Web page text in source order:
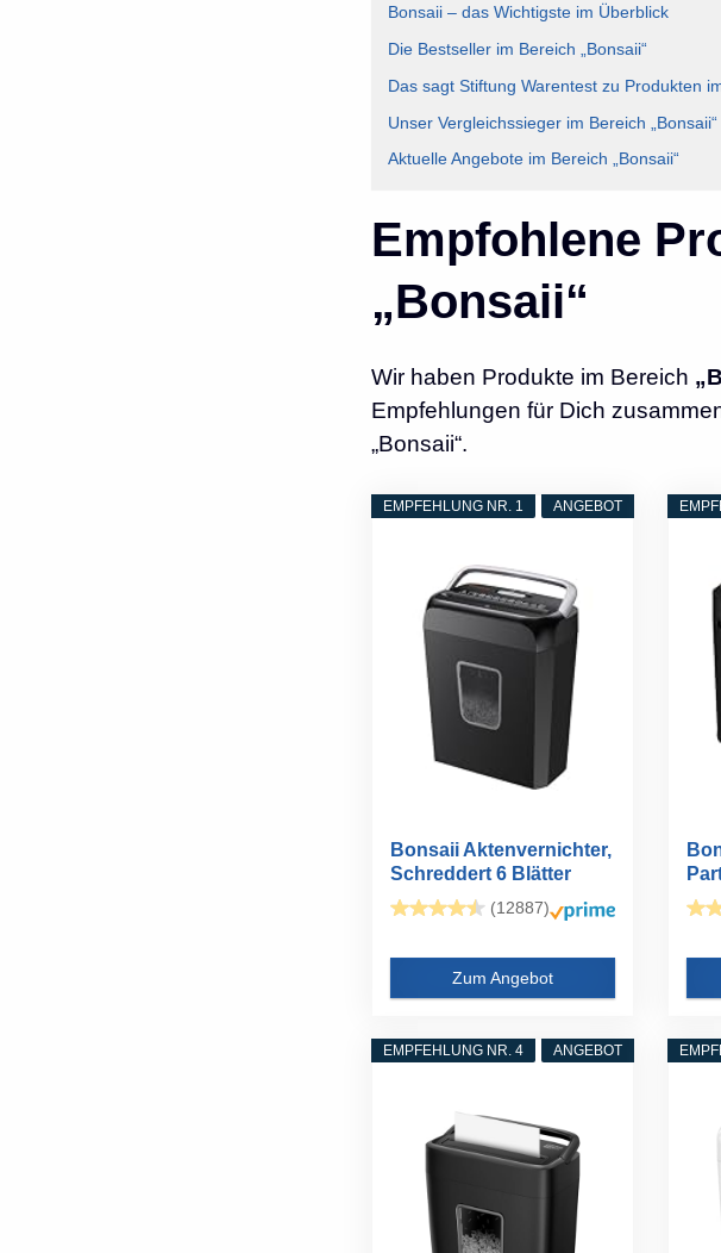
Bonsaii – das Wichtigste im Überblick
Die Bestseller im Bereich „Bonsaii“
Das sagt Stiftung Warentest zu Produkten
Unser Vergleichssieger im Bereich „Bonsaii“
Aktuelle Angebote im Bereich „Bonsaii“
Empfohlene
„Bonsaii“
Wir haben Produkte im Bereich
Empfehlungen für Dich
„Bonsaii“.
ANGEBOT
EMPFEHLUNG NR. 1
Bonsaii Aktenvernichter,
Schreddert 6 Blätter
auf...
(12887)
Zum Angebot
ANGEBOT
EMPFEHLUNG NR. 4